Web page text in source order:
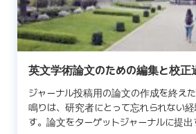
英文学術論文のための編集と校正
ジャーナル投稿用の論文の作成を終え
鳴りは、研究者にとって忘れられない
す。論文をターゲットジャーナルに提